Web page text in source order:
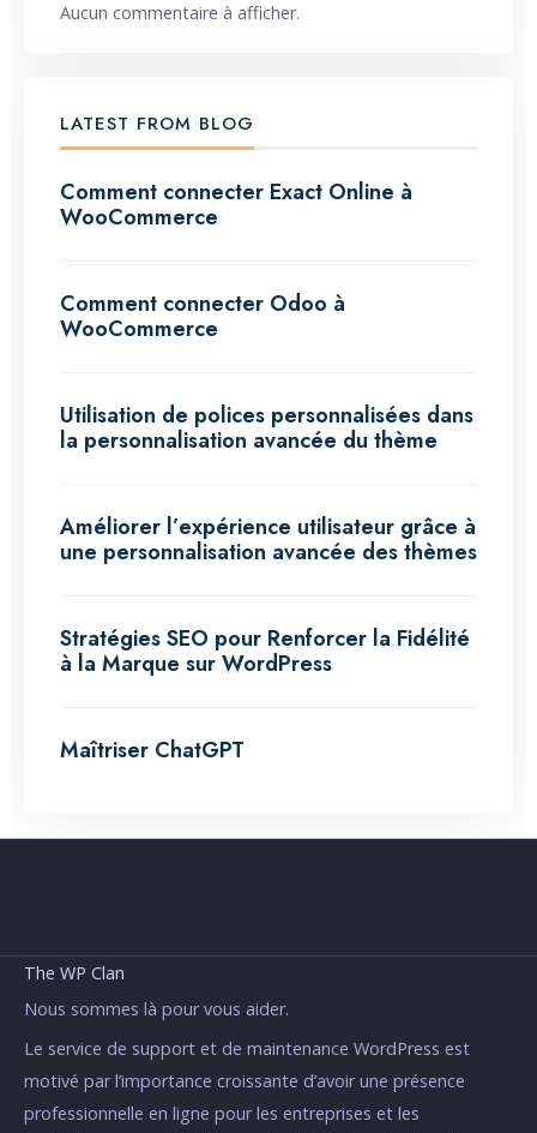
Aucun commentaire à afficher.
LATEST FROM BLOG
Comment connecter Exact Online à
WooCommerce
Comment connecter Odoo à
WooCommerce
Utilisation de polices personnalisées dans
la personnalisation avancée du thème
Améliorer l’expérience utilisateur grâce à
une personnalisation avancée des thèmes
Stratégies SEO pour Renforcer la Fidélité
à la Marque sur WordPress
Maîtriser ChatGPT
The WP Clan
Nous sommes là pour vous aider.
Le service de support et de maintenance WordPress est
motivé par l’importance croissante d’avoir une présence
professionnelle en ligne pour les entreprises et les